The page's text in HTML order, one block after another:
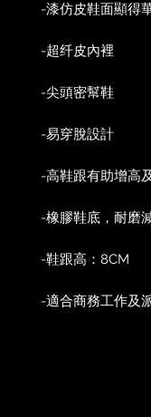
-漆仿皮鞋面顯得
-超纤皮內裡
-尖頭密幫鞋
-易穿脫設計
-高鞋跟有助增高
-橡膠鞋底，耐磨
-鞋跟高：8CM
-適合商務工作及